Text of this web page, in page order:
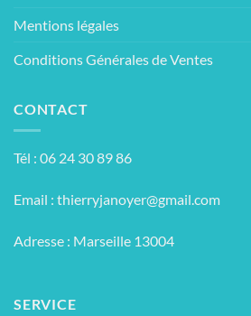
Mentions légales
Conditions Générales de Ventes
CONTACT
Tél : 06 24 30 89 86
Email : thierryjanoyer@gmail.com
Adresse : Marseille 13004
SERVICE